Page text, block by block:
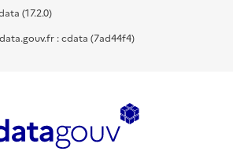
(17.2.0)
: cdata (7ad44f4)